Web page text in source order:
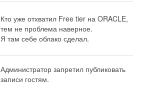
Кто уже отхватил Free tier на ORACLE,
тем не проблема наверное.
Я там себе облако сделал.
Администратор запретил публиковать
записи гостям.